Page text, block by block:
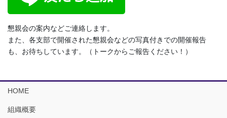
懇親会の案内などご連絡します。
また、各支部で開催された懇親会などの写真付きでの開催報告
も、お待ちしています。（トークからご報告ください！）
HOME
組織概要